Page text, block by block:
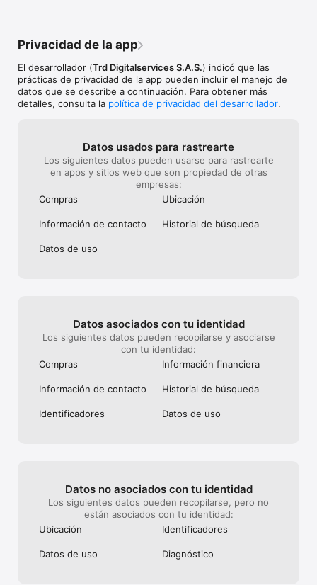
Privacidad de la app
El desarrollador (Trd Digitalservices S.A.S.) indicó que las
prácticas de privacidad de la app pueden incluir el manejo de
datos que se describe a continuación. Para obtener más
detalles, consulta la política de privacidad del desarrollador.
Datos usados para rastrearte
Los siguientes datos pueden usarse para rastrearte
en apps y sitios web que son propiedad de otras
empresas:
Compras
Ubicación
Información de contacto Historial de búsqueda
Datos de uso
Datos asociados con tu identidad
Los siguientes datos pueden recopilarse y asociarse
con tu identidad:
Compras
Información financiera
Información de contacto Historial de búsqueda
Identificado­res Datos de uso
Datos no asociados con tu identidad
Los siguientes datos pueden recopilarse, pero no
están asociados con tu identidad:
Ubicación
Identificado­res
Datos de uso Diagnóstico